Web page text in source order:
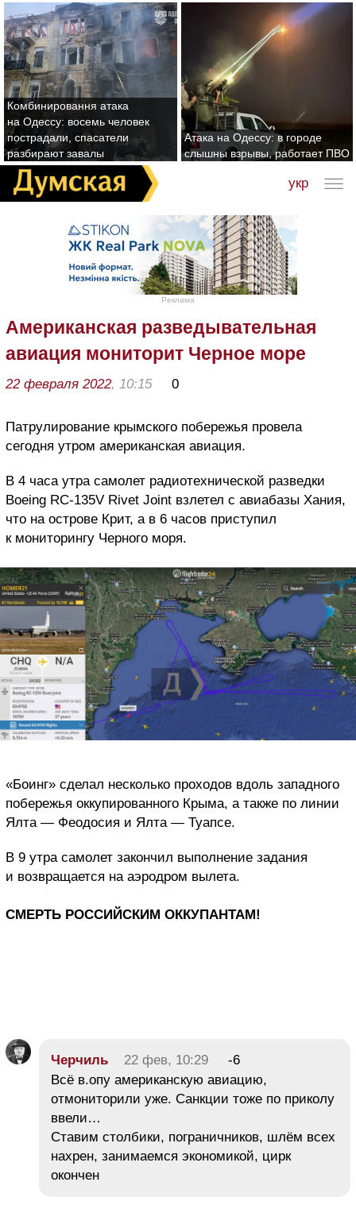
Комбинировання атака
на Одессу: восемь человек
пострадали, спасатели
разбирают завалы
Атака на Одессу: в городе
слышны взрывы, работает ПВО
укр
Реклама
Американская разведывательная
авиация мониторит Черное море
22 февраля 2022, 10:15 0
Патрулирование крымского побережья провела
сегодня утром американская авиация.
В 4 часа утра самолет радиотехнической разведки
Boeing RC-135V Rivet Joint взлетел с авиабазы Хания,
что на острове Крит, а в 6 часов приступил
к мониторингу Черного моря.
«Боинг» сделал несколько проходов вдоль западного
побережья оккупированного Крыма, а также по линии
Ялта — Феодосия и Ялта — Туапсе.
В 9 утра самолет закончил выполнение задания
и возвращается на аэродром вылета.
СМЕРТЬ РОССИЙСКИМ ОККУПАНТАМ!
Черчиль 22 фев, 10:29
-6
Всё в.опу американскую авиацию,
отмониторили уже. Санкции тоже по приколу
ввели…
Ставим столбики, пограничников, шлём всех
нахрен, занимаемся экономикой, цирк
окончен